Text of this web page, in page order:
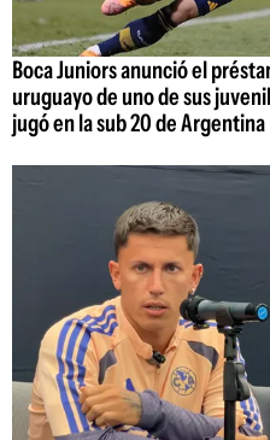
Boca Juniors anunció el
uruguayo de uno de sus
jugó en la sub 20 de Argentina